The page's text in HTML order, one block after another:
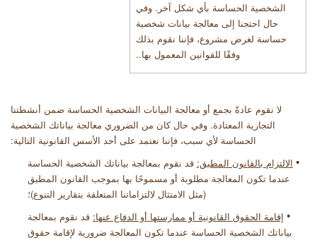
الشخصية الحساسة بأي شكل آخر. وفي
حال احتجنا إلى معالجة بيانات شخصية
حساسة لغرض مشروع، فإننا نقوم بذلك
وفقًا للقوانين المعمول بها.
.
لا نقوم عادةً بجمع أو معالجة البيانات الشخصية الحساسة ضمن أنشطتنا
التجارية المعتادة. وفي حال كان من الضروري معالجة بياناتك الشخصية
الحساسة لأي سبب، فإننا نعتمد على أحد الأسس القانونية التالية:
• الالتزام بالقانون المطبق: قد نقوم بمعالجة بياناتك الشخصية الحساسة
عندما تكون المعالجة مطلوبة أو مسموحًا بها بموجب القانون المطبق
(مثل الامتثال لالتزاماتنا المتعلقة بتقارير التنوع)؛
• إقامة الحقوق القانونية أو ممارستها أو الدفاع عنها: قد نقوم بمعالجة
بياناتك الشخصية الحساسة عندما تكون المعالجة ضرورية لإقامة حقوق